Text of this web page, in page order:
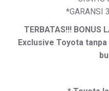
*GARANSI
TERBATAS!!! BONUS
Exclusive Toyota